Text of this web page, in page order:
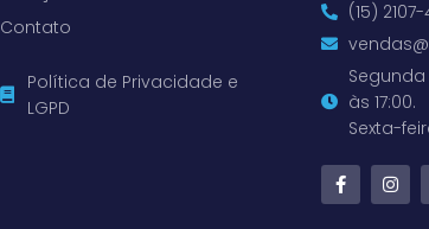
Contato
Política de Privacidade e
LGPD
(15)
às 17:00.
Sexta-